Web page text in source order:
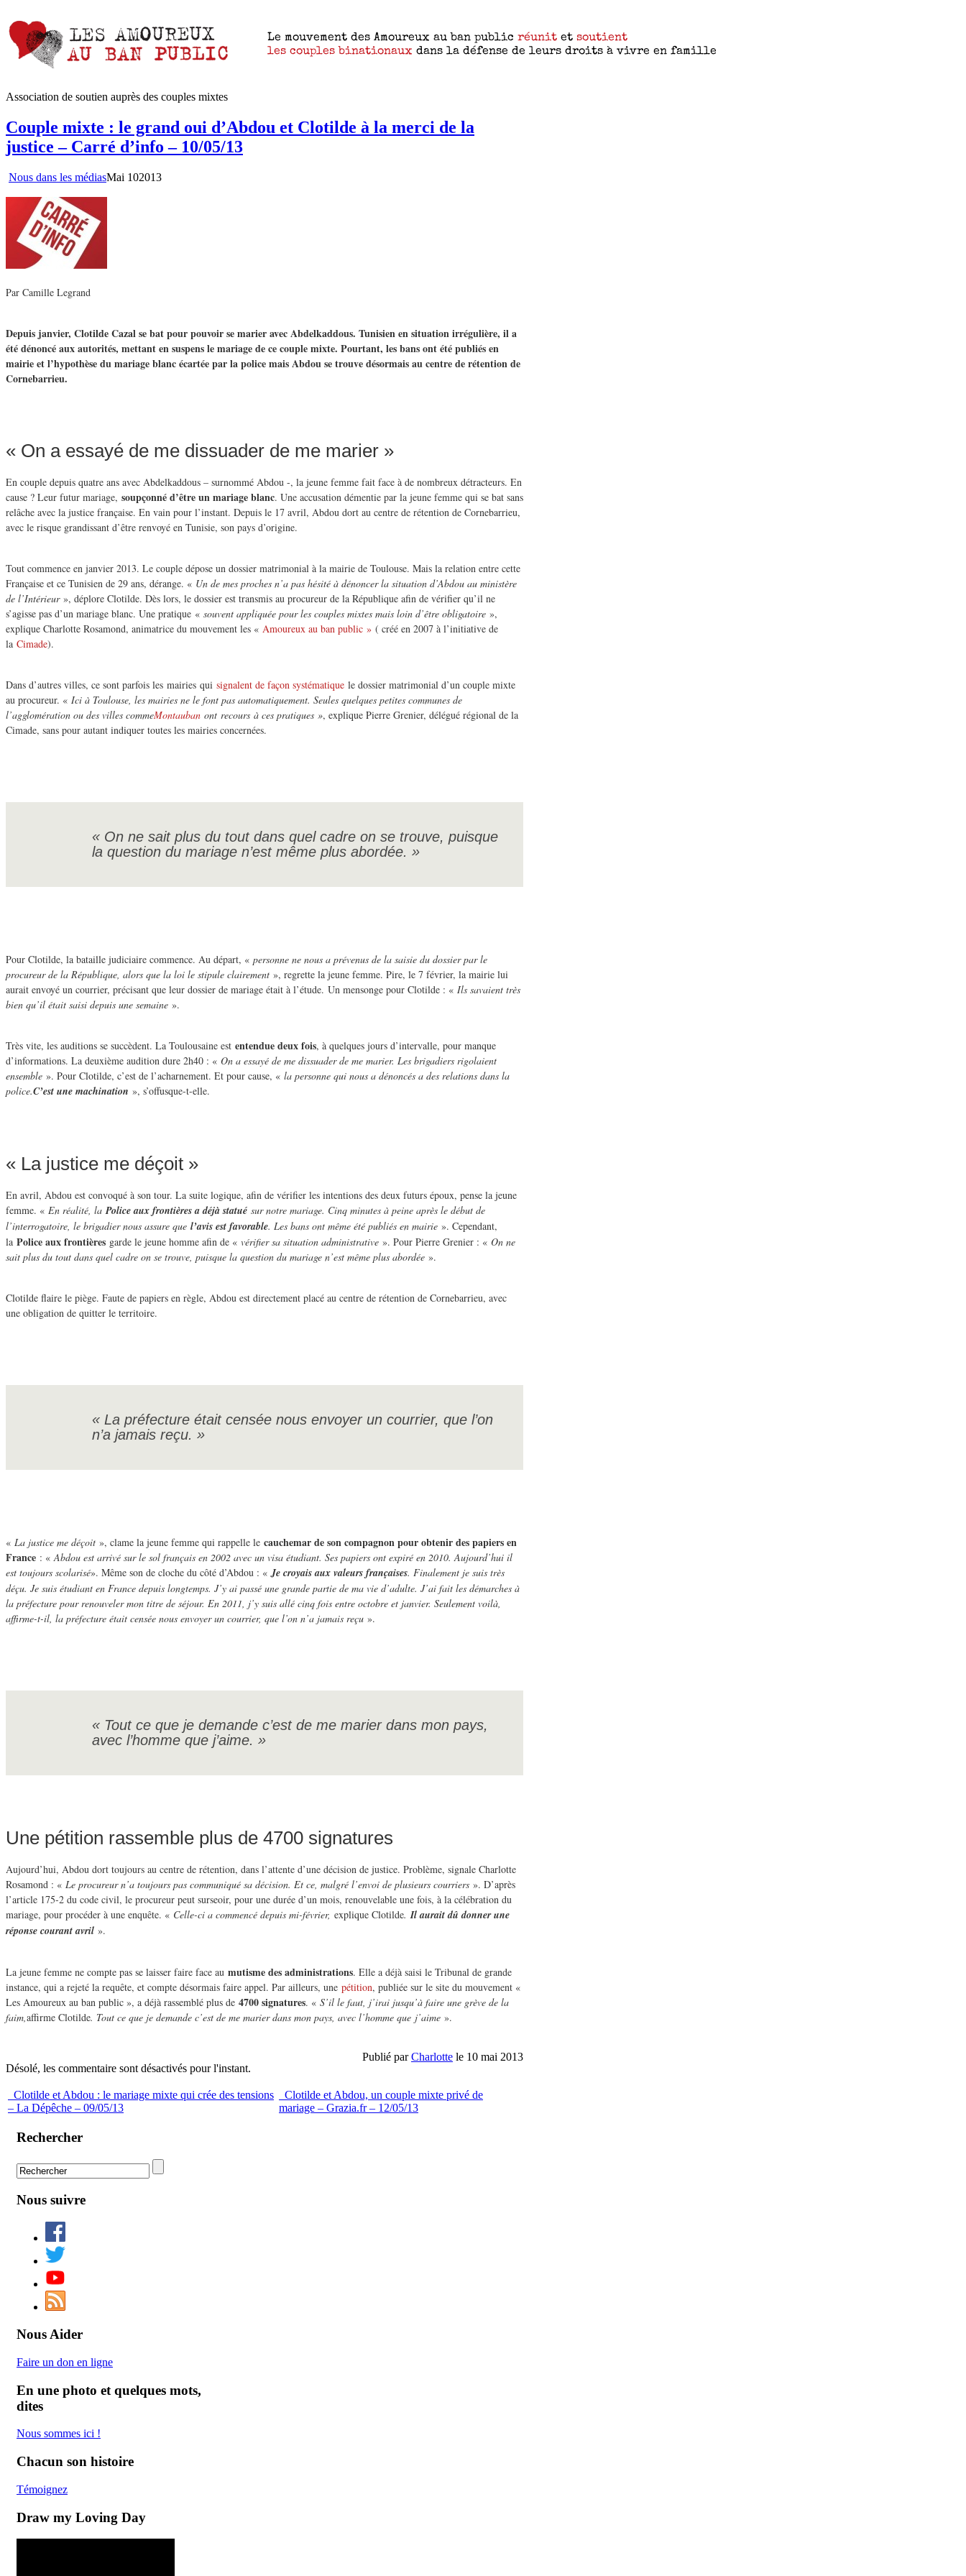
Association de soutien auprès des couples mixtes
Couple mixte : le grand oui d’Abdou et Clotilde à la merci de la
justice – Carré d’info – 10/05/13
Nous dans les médiasMai 102013
Par Camille Legrand
Depuis janvier, Clotilde Cazal se bat pour pouvoir se marier avec Abdelkaddous. Tunisien en situation irrégulière, il a
été dénoncé aux autorités, mettant en suspens le mariage de ce couple mixte. Pourtant, les bans ont été publiés en
mairie et l’hypothèse du mariage blanc écartée par la police mais Abdou se trouve désormais au centre de rétention de
Cornebarrieu.
« On a essayé de me dissuader de me marier »
En couple depuis quatre ans avec Abdelkaddous – surnommé Abdou -, la jeune femme fait face à de nombreux détracteurs. En
cause ? Leur futur mariage, soupçonné d’être un mariage blanc. Une accusation démentie par la jeune femme qui se bat sans
relâche avec la justice française. En vain pour l’instant. Depuis le 17 avril, Abdou dort au centre de rétention de Cornebarrieu,
avec le risque grandissant d’être renvoyé en Tunisie, son pays d’origine.
Tout commence en janvier 2013. Le couple dépose un dossier matrimonial à la mairie de Toulouse. Mais la relation entre cette
Française et ce Tunisien de 29 ans, dérange. « Un de mes proches n’a pas hésité à dénoncer la situation d’Abdou au ministère
de l’Intérieur», déplore Clotilde. Dès lors, le dossier est transmis au procureur de la République afin de vérifier qu’il ne
s’agisse pas d’un mariage blanc. Une pratique « souvent appliquée pour les couples mixtes mais loin d’être obligatoire »,
explique Charlotte Rosamond, animatrice du mouvement les « Amoureux au ban public » ( créé en 2007 à l’initiative de
la Cimade).
Dans d’autres villes, ce sont parfois les mairies qui signalent de façon systématique le dossier matrimonial d’un couple mixte
au procureur. « Ici à Toulouse, les mairies ne le font pas automatiquement. Seules quelques petites communes de
l’agglomération ou des villes commeMontauban ont recours à ces pratiques », explique Pierre Grenier, délégué régional de la
Cimade, sans pour autant indiquer toutes les mairies concernées.
« On ne sait plus du tout dans quel cadre on se trouve, puisque
la question du mariage n’est même plus abordée. »
Pour Clotilde, la bataille judiciaire commence. Au départ, « personne ne nous a prévenus de la saisie du dossier par le
procureur de la République, alors que la loi le stipule clairement », regrette la jeune femme. Pire, le 7 février, la mairie lui
aurait envoyé un courrier, précisant que leur dossier de mariage était à l’étude. Un mensonge pour Clotilde : « Ils savaient très
bien qu’il était saisi depuis une semaine ».
Très vite, les auditions se succèdent. La Toulousaine est entendue deux fois, à quelques jours d’intervalle, pour manque
d’informations. La deuxième audition dure 2h40 : « On a essayé de me dissuader de me marier. Les brigadiers rigolaient
ensemble ». Pour Clotilde, c’est de l’acharnement. Et pour cause, « la personne qui nous a dénoncés a des relations dans la
police.C’est une machination », s’offusque-t-elle.
« La justice me déçoit »
En avril, Abdou est convoqué à son tour. La suite logique, afin de vérifier les intentions des deux futurs époux, pense la jeune
femme. « En réalité, la Police aux frontières a déjà statué sur notre mariage. Cinq minutes à peine après le début de
l’interrogatoire, le brigadier nous assure que l’avis est favorable. Les bans ont même été publiés en mairie ». Cependant,
la Police aux frontières garde le jeune homme afin de « vérifier sa situation administrative ». Pour Pierre Grenier : « On ne
sait plus du tout dans quel cadre on se trouve, puisque la question du mariage n’est même plus abordée ».
Clotilde flaire le piège. Faute de papiers en règle, Abdou est directement placé au centre de rétention de Cornebarrieu, avec
une obligation de quitter le territoire.
« La préfecture était censée nous envoyer un courrier, que l’on
n’a jamais reçu. »
« La justice me déçoit », clame la jeune femme qui rappelle le cauchemar de son compagnon pour obtenir des papiers en
France : « Abdou est arrivé sur le sol français en 2002 avec un visa étudiant. Ses papiers ont expiré en 2010. Aujourd’hui il
est toujours scolarisé». Même son de cloche du côté d’Abdou : « Je croyais aux valeurs françaises. Finalement je suis très
déçu. Je suis étudiant en France depuis longtemps. J’y ai passé une grande partie de ma vie d’adulte. J’ai fait les démarches à
la préfecture pour renouveler mon titre de séjour. En 2011, j’y suis allé cinq fois entre octobre et janvier. Seulement voilà,
affirme-t-il, la préfecture était censée nous envoyer un courrier, que l’on n’a jamais reçu ».
« Tout ce que je demande c’est de me marier dans mon pays,
avec l’homme que j’aime. »
Une pétition rassemble plus de 4700 signatures
Aujourd’hui, Abdou dort toujours au centre de rétention, dans l’attente d’une décision de justice. Problème, signale Charlotte
Rosamond : « Le procureur n’a toujours pas communiqué sa décision. Et ce, malgré l’envoi de plusieurs courriers ». D’après
l’article 175-2 du code civil, le procureur peut surseoir, pour une durée d’un mois, renouvelable une fois, à la célébration du
mariage, pour procéder à une enquête. « Celle-ci a commencé depuis mi-février, explique Clotilde. Il aurait dû donner une
réponse courant avril ».
La jeune femme ne compte pas se laisser faire face au mutisme des administrations. Elle a déjà saisi le Tribunal de grande
instance, qui a rejeté la requête, et compte désormais faire appel. Par ailleurs, une pétition, publiée sur le site du mouvement «
Les Amoureux au ban public », a déjà rassemblé plus de 4700 signatures. « S’il le faut, j’irai jusqu’à faire une grève de la
faim, affirme Clotilde. Tout ce que je demande c’est de me marier dans mon pays, avec l’homme que j’aime ».
Publié parCharlotte le 10 mai 2013
Désolé, les commentaire sont désactivés pour l'instant.
Clotilde et Abdou : le mariage mixte qui crée des tensions
– La Dépêche – 09/05/13
Clotilde et Abdou, un couple mixte privé de
mariage – Grazia.fr – 12/05/13
Rechercher
Nous suivre
Nous Aider
Faire un don en ligne
En une photo et quelques mots,
dites
Nous sommes ici !
Chacun son histoire
Témoignez
Draw my Loving Day